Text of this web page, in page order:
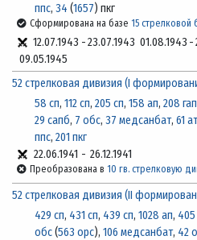
ппс, 34 (1657) пкг
Сформирована на базе 15 стрелковой
12.07.1943 -23.07.1943 01.08.1943 -
09.05.1945
52 стрелковая дивизия (I
58 сп, 112 сп, 205 сп, 158 ап, 208 гап
29 сапб, 7 обс, 37 медсанбат, 61
ппс, 201 пкг
22.06.1941 - 26.12.1941
Преобразована в 10 гв. стрелковую
52 стрелковая дивизия (II
429 сп, 431 сп, 439 сп, 1028 ап,
обс(563 орс), 106 медсанбат, 42